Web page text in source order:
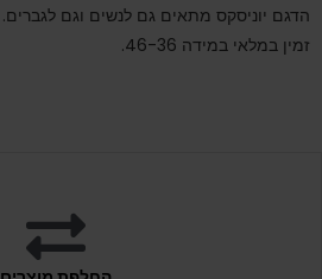
הדגם יוניסקס מתאים גם לנשים וגם לגברים.
זמין במלאי במידה 46-36.